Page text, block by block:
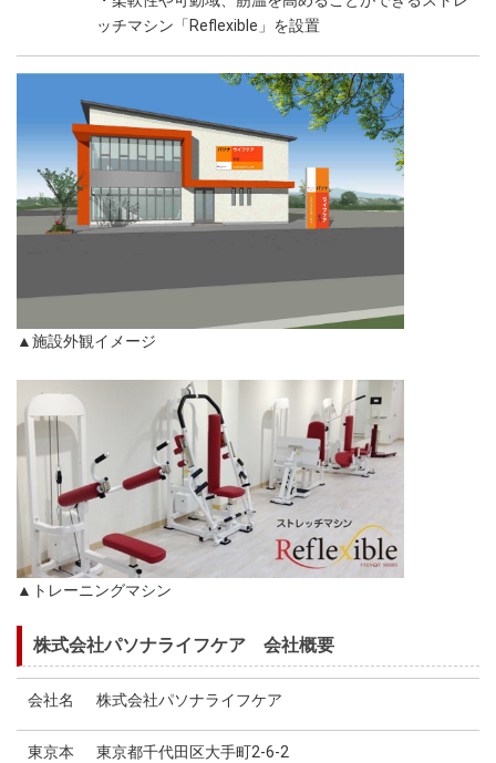
ッチマシン「Reflexible」を設置
▲施設外観イメージ
▲トレーニングマシン
株式会社パソナライフケア 会社概要
会社名 株式会社パソナライフケア
東京本
東京都千代田区大手町2-6-2